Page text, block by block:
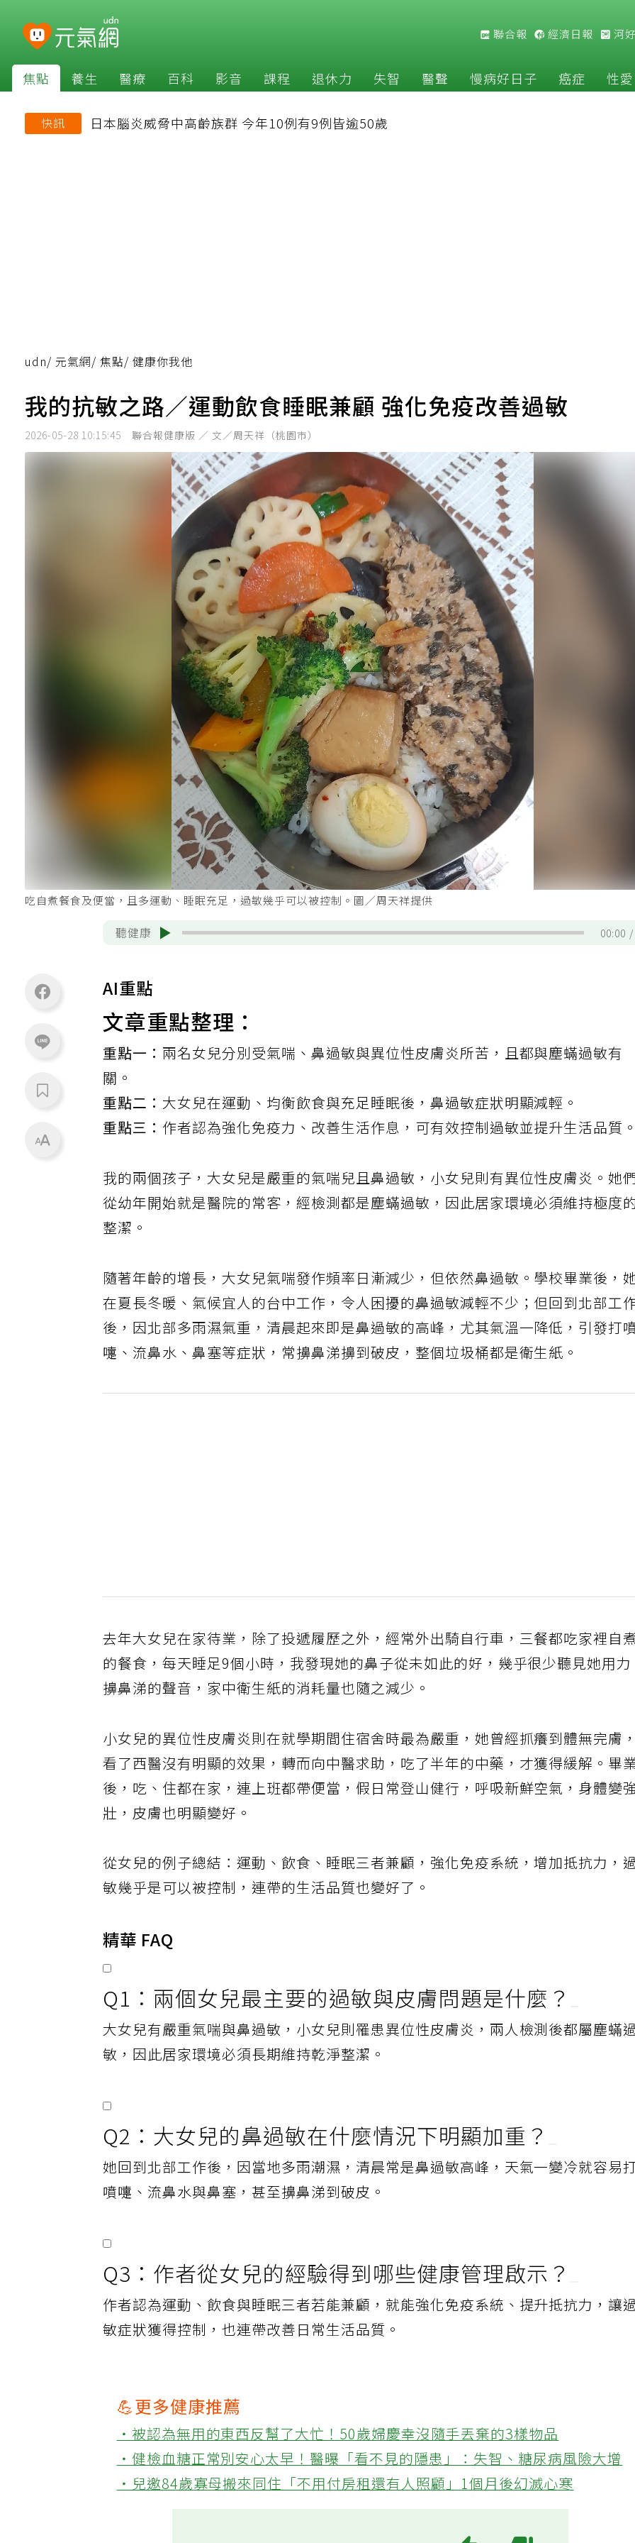
聯合報 經濟日報 河
焦點 養生 醫療 百科 影音 課程 退休力 失智 醫聲 慢病好日子 癌症 性愛
快訊 日本腦炎威脅中高齡族群 今年10例有9例皆逾50歲
udn/ 元氣網/ 焦點/ 健康你我他
我的抗敏之路／運動飲食睡眠兼顧 強化免疫改善過敏
2026-05-28 10:15:45 聯合報健康版 ／ 文／周天祥（桃園市）
吃自煮餐食及便當，且多運動、睡眠充足，過敏幾乎可以被控制。圖／周天祥提供
聽健康 00:00
AI重點
文章重點整理：
重點一： 兩名女兒分別受氣喘、鼻過敏與異位性皮膚炎所苦，且都與塵蟎過敏有
關。
重點二：大女兒在運動、均衡飲食與充足睡眠後，鼻過敏症狀明顯減輕。
重點三： 作者認為強化免疫力、改善生活作息，可有效控制過敏並提升生活品質。
我的兩個孩子，大女兒是嚴重的氣喘兒且鼻過敏，小女兒則有異位性皮膚炎。她
從幼年開始就是醫院的常客，經檢測都是塵蟎過敏，因此居家環境必須維持極度
整潔。
隨著年齡的增長，大女兒氣喘發作頻率日漸減少，但依然鼻過敏。學校畢業後，
在夏長冬暖、氣候宜人的台中工作，令人困擾的鼻過敏減輕不少；但回到北部工
後，因北部多雨濕氣重，清晨起來即是鼻過敏的高峰，尤其氣溫一降低，引發打
嚏、流鼻水、鼻塞等症狀，常擤鼻涕擤到破皮，整個垃圾桶都是衛生紙。
去年大女兒在家待業，除了投遞履歷之外，經常外出騎自行車，三餐都吃家裡自
的餐食，每天睡足9個小時，我發現她的鼻子從未如此的好，幾乎很少聽見她用力
擤鼻涕的聲音，家中衛生紙的消耗量也隨之減少。
小女兒的異位性皮膚炎則在就學期間住宿舍時最為嚴重，她曾經抓癢到體無完膚，
看了西醫沒有明顯的效果，轉而向中醫求助，吃了半年的中藥，才獲得緩解。畢
後，吃、住都在家，連上班都帶便當，假日常登山健行，呼吸新鮮空氣，身體變
壯，皮膚也明顯變好。
從女兒的例子總結：運動、飲食、睡眠三者兼顧，強化免疫系統，增加抵抗力，
敏幾乎是可以被控制，連帶的生活品質也變好了。
精華 FAQ
Q1：兩個女兒最主要的過敏與皮膚問題是什麼？
大女兒有嚴重氣喘與鼻過敏，小女兒則罹患異位性皮膚炎，兩人檢測後都屬塵蟎
敏，因此居家環境必須長期維持乾淨整潔。
Q2：大女兒的鼻過敏在什麼情況下明顯加重？
她回到北部工作後，因當地多雨潮濕，清晨常是鼻過敏高峰，天氣一變冷就容易打
噴嚏、流鼻水與鼻塞，甚至擤鼻涕到破皮。
Q3：作者從女兒的經驗得到哪些健康管理啟示？
作者認為運動、飲食與睡眠三者若能兼顧，就能強化免疫系統、提升抵抗力，讓
敏症狀獲得控制，也連帶改善日常生活品質。
💪更多健康推薦
‧被認為無用的東西反幫了大忙！50歲婦慶幸沒隨手丟棄的3樣物品
‧健檢血糖正常別安心太早！醫曝「看不見的隱患」：失智、糖尿病風險大增
‧兒邀84歲寡母搬來同住「不用付房租還有人照顧」1個月後幻滅心寒